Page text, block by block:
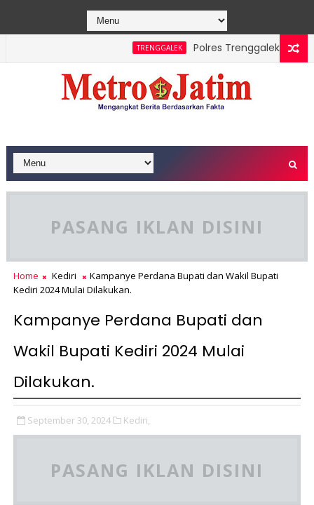
TRENGGALEK
Polres Trenggalek Padukan
Berhasil Dipadamkan, Masyarakat Diimbau Hentikan Praktik
PASANG IKLAN DISINI
Home Kediri
Kampanye Perdana Bupati dan Wakil Bupati
Kediri 2024 Mulai Dilakukan.
Kampanye Perdana Bupati dan
Wakil Bupati Kediri 2024 Mulai
Dilakukan.
September 30, 2024 Kediri,
PASANG IKLAN DISINI